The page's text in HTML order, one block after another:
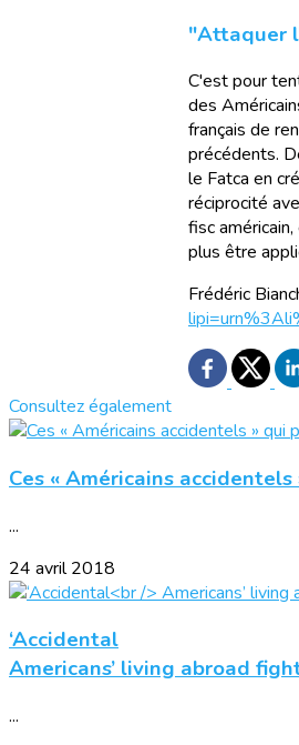
"Attaquer
C'est pour
des
français de
précédents.
le Fatca en
réciprocité
fisc
plus être
Frédéric
Consultez également
Ces « Américains
...
24 avril 2018
‘Accidental
Americans’ living abroad
...